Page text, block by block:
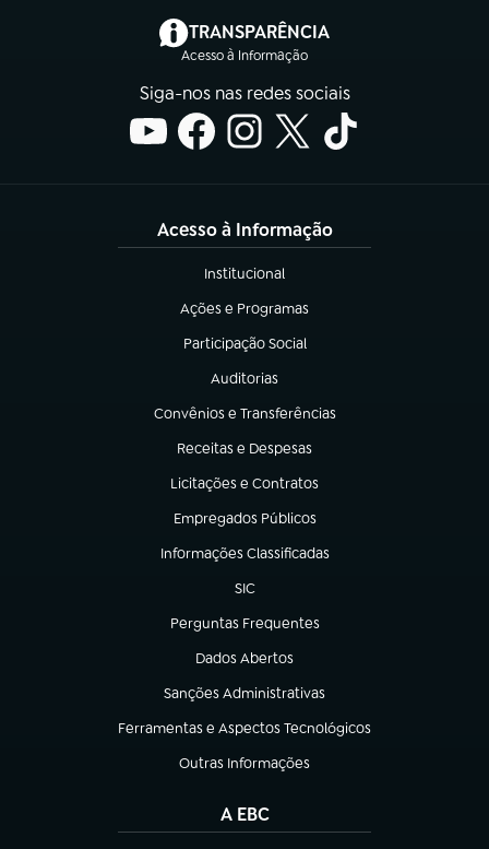
TRANSPARÊNCIA
Acesso à Informação
(abre em nova aba)
Siga-nos nas redes sociais
Acesso à Informação
Institucional
(abre em nova aba)
Ações e Programas
(abre em nova aba)
Participação Social
(abre em nova aba)
Auditorias
(abre em nova aba)
Convênios e Transferências
(abre em nova aba)
Receitas e Despesas
(abre em nova aba)
Licitações e Contratos
(abre em nova aba)
Empregados Públicos
(abre em nova aba)
Informações Classificadas
(abre em nova aba)
SIC
(abre em nova aba)
Perguntas Frequentes
(abre em nova aba)
Dados Abertos
(abre em nova aba)
Sanções Administrativas
(abre em nova aba)
Ferramentas e Aspectos Tecnológicos
(abre em nova aba)
Outras Informações
(abre em nova aba)
A EBC